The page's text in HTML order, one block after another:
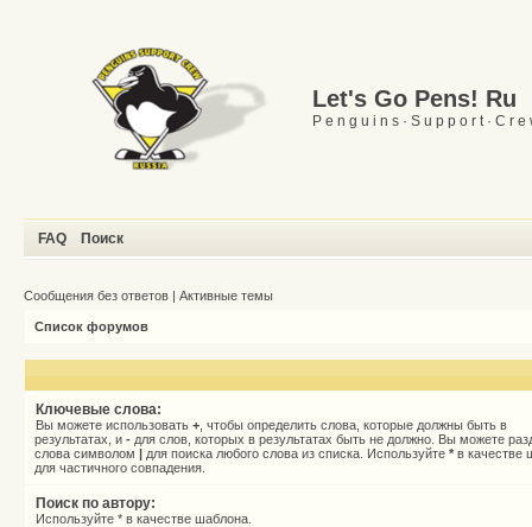
Let's Go Pens! Ru
P e n g u i n s · S u p p o r t · C r e
FAQ Поиск
Сообщения без ответов | Активные темы
Список форумов
Ключевые слова:
Вы можете использовать + , чтобы определить слова, которые должны быть в
результатах, и - для слов, которых в результатах быть не должно. Вы можете
слова символом | для поиска любого слова из списка. Используйте * в качестве
для частичного совпадения.
Поиск по автору:
Используйте * в качестве шаблона.